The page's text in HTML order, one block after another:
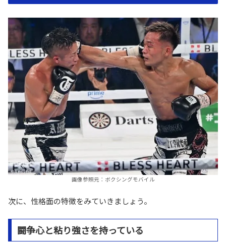
画像参照元：ボクシングモバイル
次に、性格面の特徴をみていきましょう。
闘争心と粘り強さを持っている